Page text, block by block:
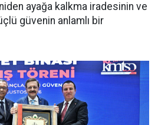
ayağa kalkma iradesinin ve
güvenin anlamlı bir